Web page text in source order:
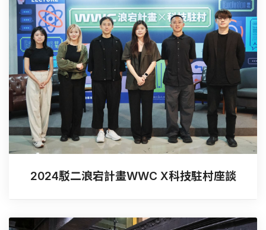
2024駁二浪宕計畫WWC X科技駐村座談